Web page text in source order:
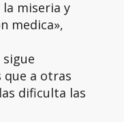
miseria y
medica»,
que a otras
dificulta las